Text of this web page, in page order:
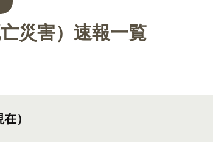
災害）速報一覧
）